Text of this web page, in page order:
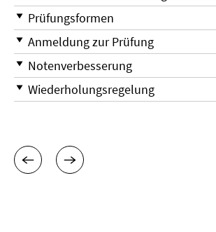
Prüfungsformen
Anmeldung zur Prüfung
Notenverbesserung
Wiederholungsregelung